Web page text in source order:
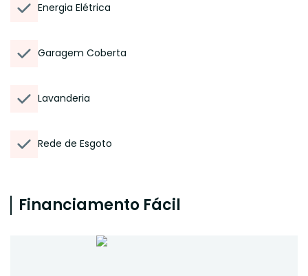
Energia Elétrica
Garagem Coberta
Lavanderia
Rede de Esgoto
Financiamento Fácil